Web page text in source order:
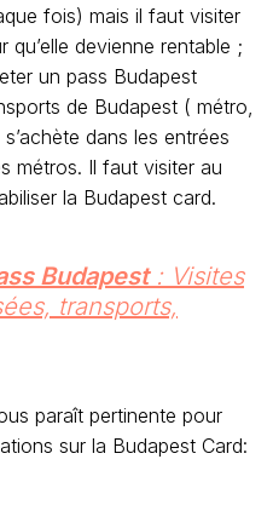
fois) mais il faut visiter
devienne rentable ;
un pass Budapest
de Budapest ( métro,
dans les entrées
métros. Il faut visiter au
la Budapest card.
Budapest: Visites
transports,
paraît pertinente pour
sur la Budapest Card: